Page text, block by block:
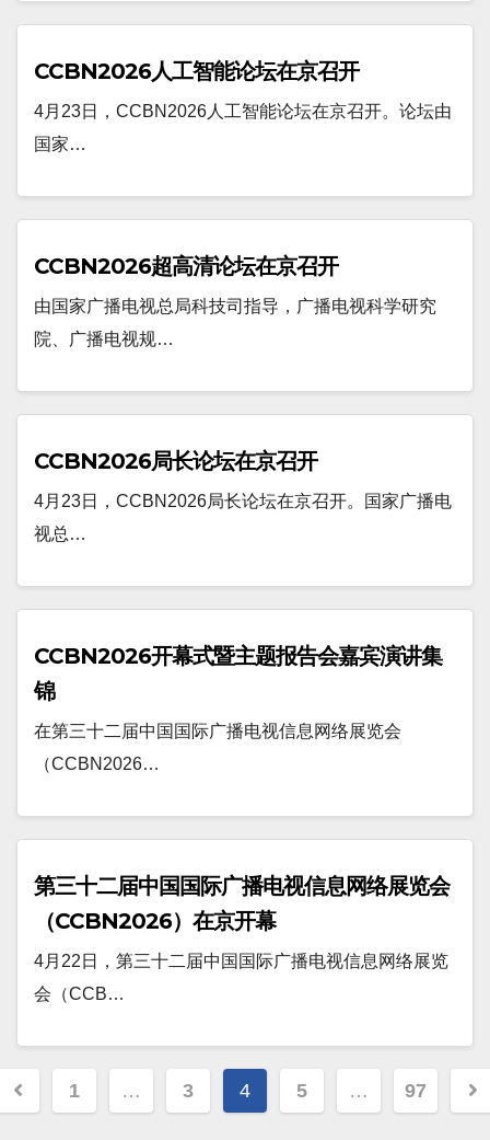
CCBN2026人工智能论坛在京召开
4月23日，CCBN2026人工智能论坛在京召开。论坛由
国家…
CCBN2026超高清论坛在京召开
由国家广播电视总局科技司指导，广播电视科学研究
院、广播电视规…
CCBN2026局长论坛在京召开
4月23日，CCBN2026局长论坛在京召开。国家广播电
视总…
CCBN2026开幕式暨主题报告会嘉宾演讲集
锦
在第三十二届中国国际广播电视信息网络展览会
（CCBN2026…
第三十二届中国国际广播电视信息网络展览会
（CCBN2026）在京开幕
4月22日，第三十二届中国国际广播电视信息网络展览
会（CCB…
1 … 3 4 5 … 97